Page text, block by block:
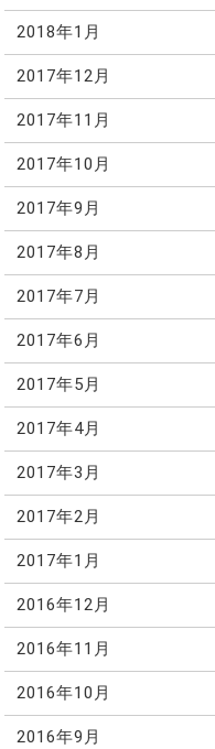
2018年1月
2017年12月
2017年11月
2017年10月
2017年9月
2017年8月
2017年7月
2017年6月
2017年5月
2017年4月
2017年3月
2017年2月
2017年1月
2016年12月
2016年11月
2016年10月
2016年9月